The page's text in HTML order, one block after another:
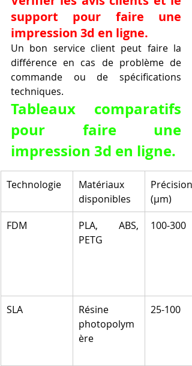
support pour faire une
impression 3d en ligne.
Un bon service client peut faire la
différence en cas de problème de
commande ou de spécifications
techniques.
Tableaux comparatifs
pour faire une
impression 3d en ligne.
Technologie
Matériaux
disponibles
Précision
(µm)
FDM
PLA, ABS,
PETG
100-300
SLA
Résine
photopolym
ère
25-100